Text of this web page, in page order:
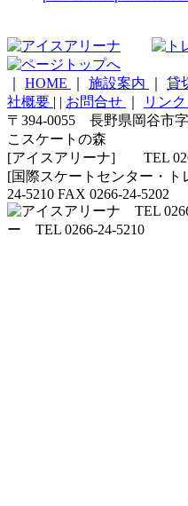
HOME 施設案内 貸
社概要 | | お問合せ リンク
〒394-0055 長野県岡谷市
こスケートの森
[アイスアリーナ] TEL
[国際スケートセンター・
24-5210 FAX 0266-24-5202